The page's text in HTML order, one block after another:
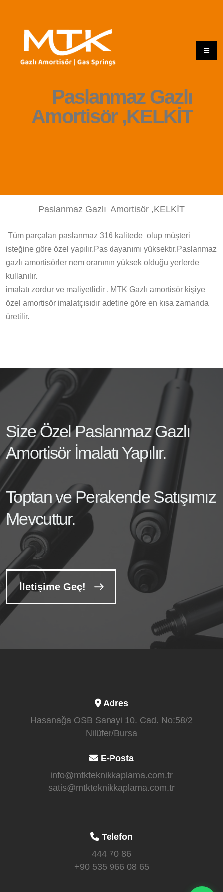
Paslanmaz Gazlı
Amortisör ,KELKİT
Paslanmaz Gazlı Amortisör ,KELKİT
Tüm parçaları paslanmaz 316 kalitede olup müşteri
isteğine göre özel yapılır.Pas dayanımı yüksektır.Paslanmaz
gazlı amortisörler nem oranının yüksek olduğu yerlerde
kullanılır.
imalatı zordur ve maliyetlidir . MTK Gazlı amortisör kişiye
özel amortisör imalatçısıdır adetine göre en kısa zamanda
üretilir.
Size Özel Paslanmaz Gazlı
Amortisör İmalatı Yapılır.
Toptan ve Perakende Satışımız
Mevcuttur.
İletişime Geç!
Adres
Hasanağa OSB Sanayi 10. Cad. No:58/2
Nilüfer/Bursa
E-Posta
info@mtkteknikkaplama.com.tr
satis@mtkteknikkaplama.com.tr
Telefon
444 70 86
+90 535 966 08 65